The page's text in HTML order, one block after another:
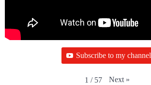
Subscribe to my channel
1 / 57 Next »